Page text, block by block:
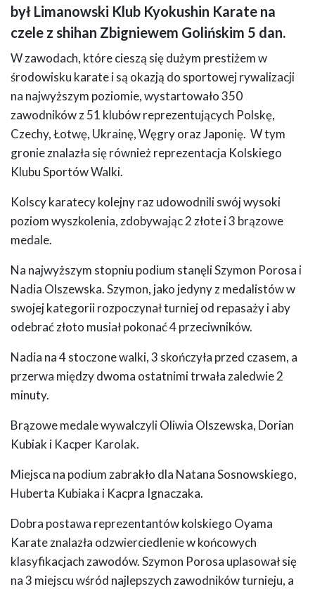
był Limanowski Klub Kyokushin Karate na
czele z shihan Zbigniewem Golińskim 5 dan.
W zawodach, które cieszą się dużym prestiżem w
środowisku karate i są okazją do sportowej rywalizacji
na najwyższym poziomie, wystartowało 350
zawodników z 51 klubów reprezentujących Polskę,
Czechy, Łotwę, Ukrainę, Węgry oraz Japonię. W tym
gronie znalazła się również reprezentacja Kolskiego
Klubu Sportów Walki.
Kolscy karatecy kolejny raz udowodnili swój wysoki
poziom wyszkolenia, zdobywając 2 złote i 3 brązowe
medale.
Na najwyższym stopniu podium stanęli Szymon Porosa i
Nadia Olszewska. Szymon, jako jedyny z medalistów w
swojej kategorii rozpoczynał turniej od repasaży i aby
odebrać złoto musiał pokonać 4 przeciwników.
Nadia na 4 stoczone walki, 3 skończyła przed czasem, a
przerwa między dwoma ostatnimi trwała zaledwie 2
minuty.
Brązowe medale wywalczyli Oliwia Olszewska, Dorian
Kubiak i Kacper Karolak.
Miejsca na podium zabrakło dla Natana Sosnowskiego,
Huberta Kubiaka i Kacpra Ignaczaka.
Dobra postawa reprezentantów kolskiego Oyama
Karate znalazła odzwierciedlenie w końcowych
klasyfikacjach zawodów. Szymon Porosa uplasował się
na 3 miejscu wśród najlepszych zawodników turnieju, a